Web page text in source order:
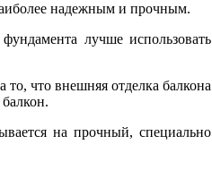
надежным и прочным.
лучше использовать
что внешняя отделка балкона
на прочный, специально